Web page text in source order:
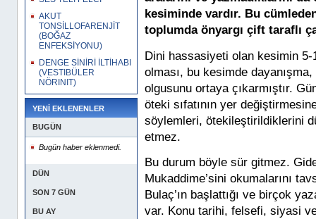
AKUT
TONSİLLOFARENJİT
(BOĞAZ
ENFEKSİYONU)
DENGE SİNİRİ İLTİHABI
(VESTIBÜLER
NÖRINIT)
YENİ EKLENENLER
BUGÜN
Bugün haber eklenmedi.
DÜN
SON 7 GÜN
BU AY
kesiminde vardır. Bu
toplumda önyargı çift taraflı
Dini hassasiyeti olan kesimin
olması, bu kesimde
olgusunu ortaya çıkarmıştır.
öteki sıfatının yer
söylemleri, ötekileştirildiklerini
etmez.
Bu durum böyle sür gitmez.
Mukaddime’sini okumalarını
Bulaç’ın başlattığı ve birçok
var. Konu tarihi, felsefi, siyasi